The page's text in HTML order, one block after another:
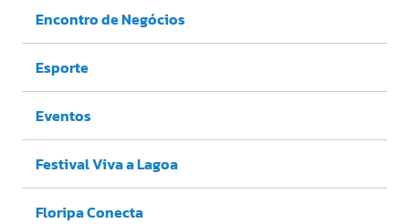
Encontro de Negócios
Esporte
Eventos
Festival Viva a Lagoa
Floripa Conecta